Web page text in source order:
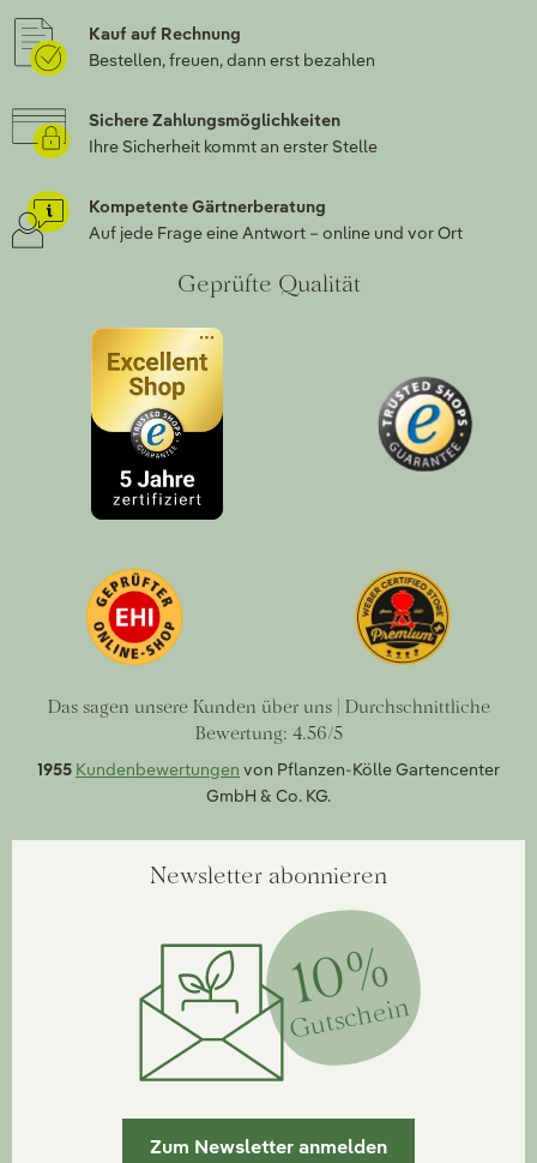
Kauf auf Rechnung
Bestellen, freuen, dann erst bezahlen
Sichere Zahlungsmöglichkeiten
Ihre Sicherheit kommt an erster Stelle
Kompetente Gärtnerberatung
Auf jede Frage eine Antwort – online und vor Ort
Geprüfte Qualität
Das sagen unsere Kunden über uns | Durchschnittliche
Bewertung: 4.56/5
1955 Kundenbewertungen von Pflanzen-Kölle Gartencenter
GmbH & Co. KG.
Newsletter abonnieren
10%
Gutschein
Zum Newsletter anmelden